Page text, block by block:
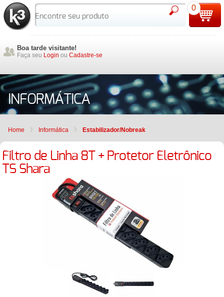
Boa tarde visitante!
Faça seu Login ou Cadastre-se
0
INFORMÁTICA
Home Informática Estabilizador/Nobreak
Filtro de Linha 8T + Protetor Eletrônico
TS Shara